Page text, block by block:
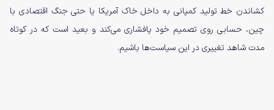
کشاندن خط تولید کمپانی به داخل خاک آمریکا یا حتی جنگ اقتصادی با
چین، حسابی روی تصمیم خود پافشاری می‌کند و بعید است که در کوتاه
مدت شاهد تغییری در این سیاست‌ها باشیم.